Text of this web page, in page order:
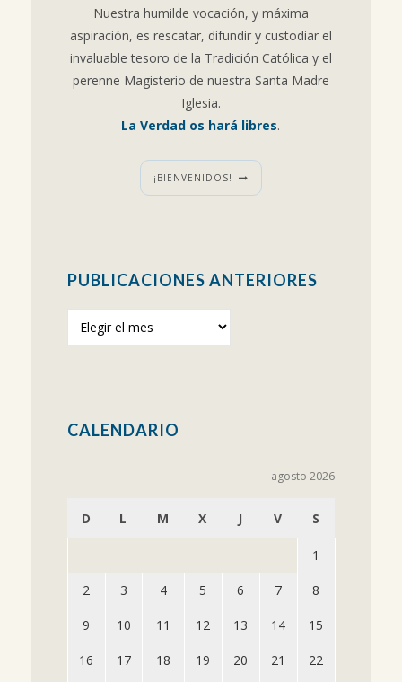
Nuestra humilde vocación, y máxima
aspiración, es rescatar, difundir y custodiar el
invaluable tesoro de la Tradición Católica y el
perenne Magisterio de nuestra Santa Madre
Iglesia.
La Verdad os hará libres.
¡BIENVENIDOS!
PUBLICACIONES ANTERIORES
anteriores
CALENDARIO
agosto 2026
D L M X J V S
1
2 3 4 5 6 7 8
9 10 11 12 13 14 15
16 17 18 19 20 21 22